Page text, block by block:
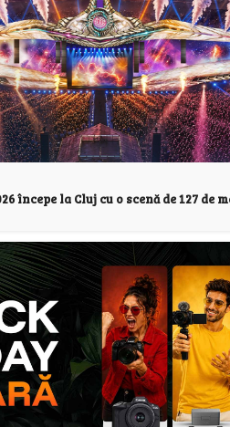
începe la Cluj cu o scenă de 127 de